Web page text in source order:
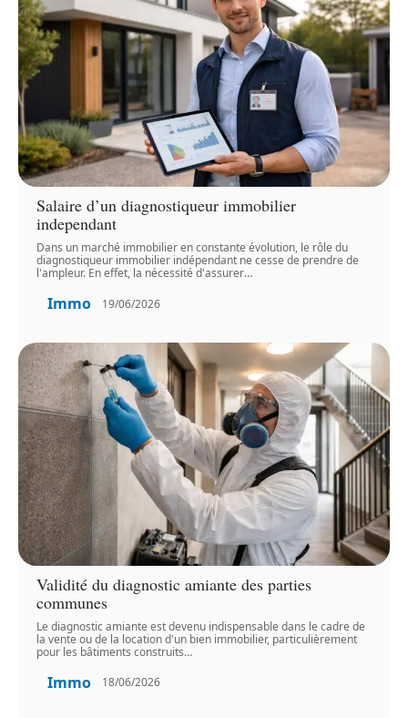
Salaire d’un diagnostiqueur immobilier
independant
Dans un marché immobilier en constante évolution, le rôle du
diagnostiqueur immobilier indépendant ne cesse de prendre de
l'ampleur. En effet, la nécessité d'assurer…
Immo 19/06/2026
Validité du diagnostic amiante des parties
communes
Le diagnostic amiante est devenu indispensable dans le cadre de
la vente ou de la location d'un bien immobilier, particulièrement
pour les bâtiments construits…
Immo 18/06/2026